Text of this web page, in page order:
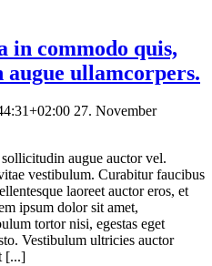
in commodo quis,
augue ullamcorpers.
27. November
augue auctor vel.
vestibulum. Curabitur faucibus
laoreet auctor eros, et
ipsum dolor sit amet,
tortor nisi, egestas eget
Vestibulum ultricies auctor
[...]